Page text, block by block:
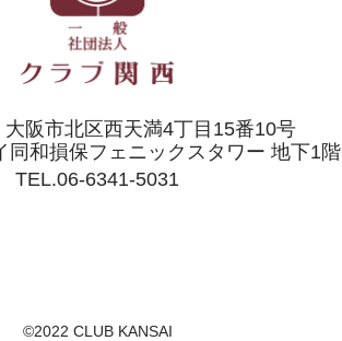
大阪市北区西天満4丁目15番10号
同和損保フェニックスタワー 地下1階
TEL.06-6341-5031
©2022 CLUB KANSAI